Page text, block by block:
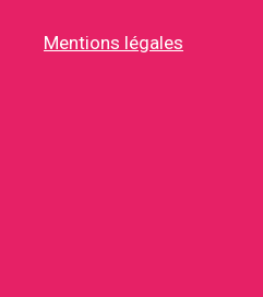
Mentions légales